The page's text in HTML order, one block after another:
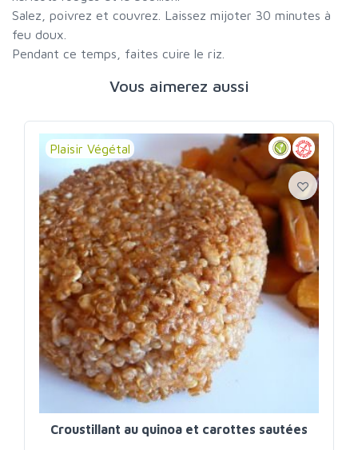
Salez, poivrez et couvrez. Laissez mijoter 30 minutes à
feu doux.
Pendant ce temps, faites cuire le riz.
Vous aimerez aussi
Plaisir Végétal
Croustillant au quinoa et carottes sautées